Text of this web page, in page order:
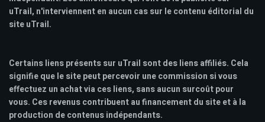
uTrail, n'interviennent en aucun cas sur le contenu éditorial du
site uTrail.
Certains liens présents sur uTrail sont des liens affiliés. Cela
signifie que le site peut percevoir une commission si vous
effectuez un achat via ces liens, sans aucun surcoût pour
vous. Ces revenus contribuent au financement du site et à la
production de contenus indépendants.